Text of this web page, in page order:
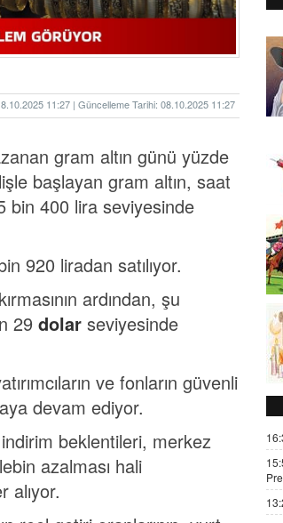
8.10.2025 11:27 | Güncelleme Tarihi: 08.10.2025 11:27
gram altın günü yüzde
başlayan gram altın, saat
bin 400 lira seviyesinde
920 liradan satılıyor.
ardından, şu
29 dolar seviyesinde
ve fonların güvenli
devam ediyor.
beklentileri, merkez
azalması hali
alıyor.